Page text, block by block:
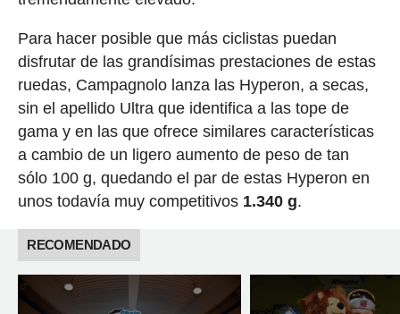
Para hacer posible que más ciclistas puedan
disfrutar de las grandísimas prestaciones de estas
ruedas, Campagnolo lanza las Hyperon, a secas,
sin el apellido Ultra que identifica a las tope de
gama y en las que ofrece similares características
a cambio de un ligero aumento de peso de tan
sólo 100 g, quedando el par de estas Hyperon en
unos todavía muy competitivos 1.340 g.
RECOMENDADO